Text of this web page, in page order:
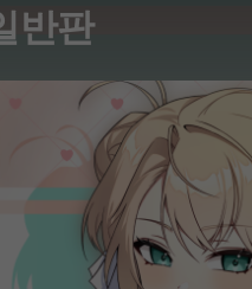
반판